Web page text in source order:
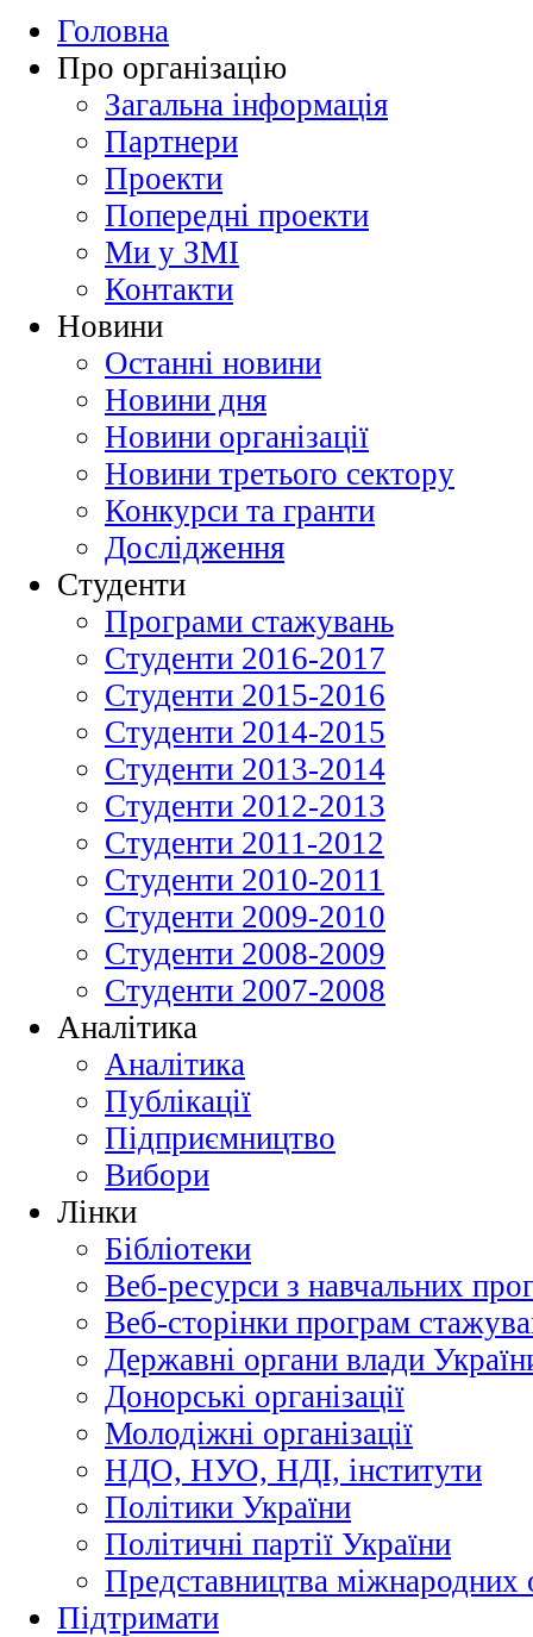
Головна
Про організацію
Загальна інформація
Партнери
Проекти
Попередні проекти
Ми у ЗМІ
Контакти
Новини
Останні новини
Новини дня
Новини організації
Новини третього сектору
Конкурси та гранти
Дослідження
Студенти
Програми стажувань
Студенти 2016-2017
Студенти 2015-2016
Студенти 2014-2015
Студенти 2013-2014
Студенти 2012-2013
Студенти 2011-2012
Студенти 2010-2011
Студенти 2009-2010
Студенти 2008-2009
Студенти 2007-2008
Аналітика
Аналітика
Публікації
Підприємництво
Вибори
Лінки
Бібліотеки
Веб-ресурси з навчальних
Веб-сторінки програм
Державні органи влади
Донорські організації
Молодіжні організації
НДО, НУО, НДІ, інститути
Політики України
Політичні партії України
Представництва міжнародних
Підтримати